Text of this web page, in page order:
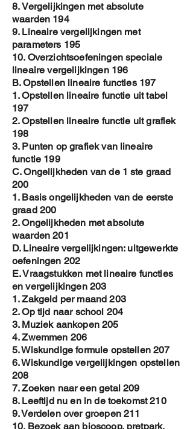
8. Vergelijkingen met absolute
waarden 194
9. Lineaire vergelijkingen met
parameters 195
10. Overzichtsoefeningen speciale
lineaire vergelijkingen 196
B. Opstellen lineaire functies 197
1. Opstellen lineaire functie uit tabel
197
2. Opstellen lineaire functie uit grafiek
198
3. Punten op grafiek van lineaire
functie 199
C. Ongelijkheden van de 1 ste graad
200
1. Basis ongelijkheden van de eerste
graad 200
2. Ongelijkheden met absolute
waarden 201
D. Lineaire vergelijkingen: uitgewerkte
oefeningen 202
E. Vraagstukken met lineaire functies
en vergelijkingen 203
1. Zakgeld per maand 203
2. Op tijd naar school 204
3. Muziek aankopen 205
4. Zwemmen 206
5. Wiskundige formule opstellen 207
6. Wiskundige vergelijkingen opstellen
208
7. Zoeken naar een getal 209
8. Leeftijd nu en in de toekomst 210
9. Verdelen over groepen 211
10. Bezoek aan bioscoop, pretpark,